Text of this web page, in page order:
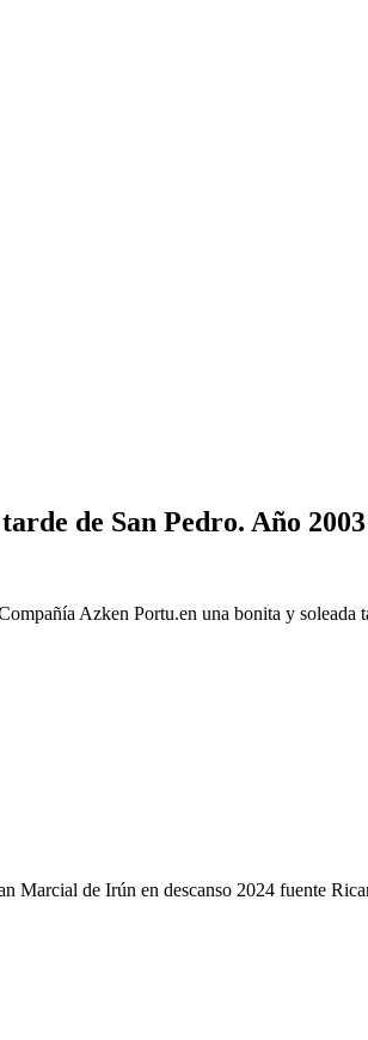
de San Pedro. Año 2003
Azken Portu.en una bonita y soleada
Marcial de Irún en descanso 2024 fuente